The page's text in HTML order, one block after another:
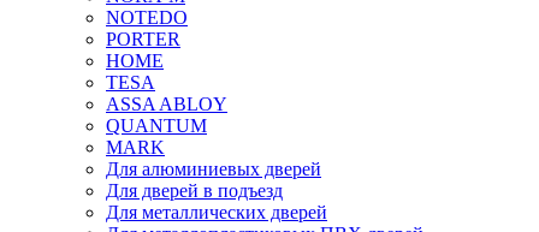
NOTEDO
PORTER
HOME
TESA
ASSA ABLOY
QUANTUM
MARK
Для алюминиевых дверей
Для дверей в подъезд
Для металлических дверей